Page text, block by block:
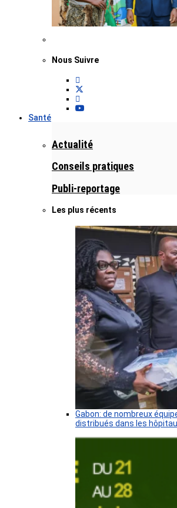
Nous Suivre
Santé
Actualité
Conseils pratiques
Publi-reportage
Les plus récents
Gabon: de nombreux
distribués dans les